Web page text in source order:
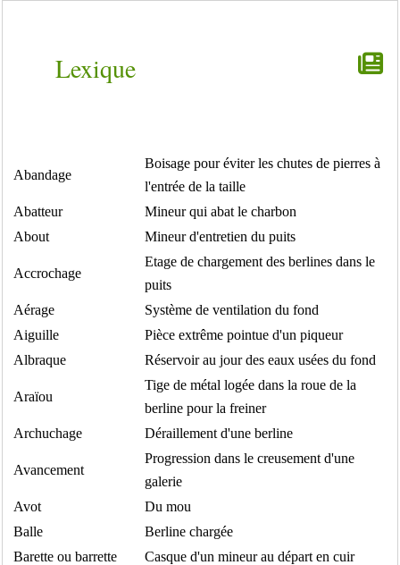
Lexique
Abandage
Boisage pour éviter les chutes de pierres à
l'entrée de la taille
Abatteur
Mineur qui abat le charbon
About
Mineur d'entretien du puits
Accrochage
Etage de chargement des berlines dans le
puits
Aérage
Système de ventilation du fond
Aiguille
Pièce extrême pointue d'un piqueur
Albraque
Réservoir au jour des eaux usées du fond
Araïou
Tige de métal logée dans la roue de la
berline pour la freiner
Archuchage
Déraillement d'une berline
Avancement
Progression dans le creusement d'une
galerie
Avot
Du mou
Balle
Berline chargée
Barette ou barrette
Casque d'un mineur au départ en cuir